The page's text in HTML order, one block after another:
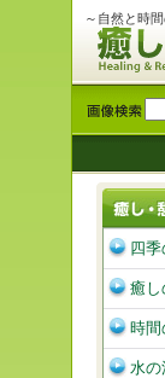
～自然と時
四
癒し
時間
水の